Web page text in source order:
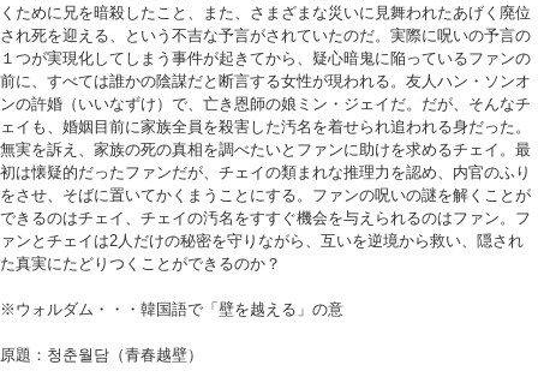
くために兄を暗殺したこと、また、さまざまな災いに見舞われたあげく廃位
され死を迎える、という不吉な予言がされていたのだ。実際に呪いの予言の
１つが実現化してしまう事件が起きてから、疑心暗鬼に陥っているファンの
前に、すべては誰かの陰謀だと断言する女性が現われる。友人ハン・ソンオ
ンの許婚（いいなずけ）で、亡き恩師の娘ミン・ジェイだ。だが、そんなチ
ェイも、婚姻目前に家族全員を殺害した汚名を着せられ追われる身だった。
無実を訴え、家族の死の真相を調べたいとファンに助けを求めるチェイ。最
初は懐疑的だったファンだが、チェイの類まれな推理力を認め、内官のふり
をさせ、そばに置いてかくまうことにする。ファンの呪いの謎を解くことが
できるのはチェイ、チェイの汚名をすすぐ機会を与えられるのはファン。フ
ァンとチェイは2人だけの秘密を守りながら、互いを逆境から救い、隠され
た真実にたどりつくことができるのか？
※ウォルダム・・・韓国語で「壁を越える」の意
原題：청춘월담（青春越壁）